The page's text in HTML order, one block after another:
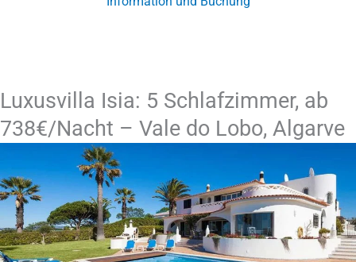
Luxusvilla Isia: 5 Schlafzimmer, ab
738€/Nacht – Vale do Lobo, Algarve